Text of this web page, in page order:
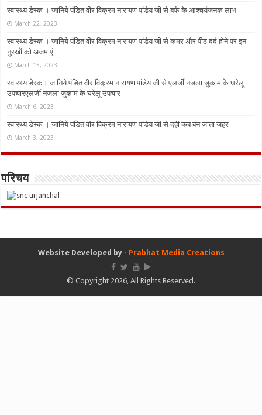
स्वास्थ्य डेस्क । जानिये पंडित वीर विक्रम नारायण पांडेय जी से बर्फ के आश्चर्यजनक लाभ
March 22, 2023
स्वास्थ्य डेस्क । जानिये पंडित वीर विक्रम नारायण पांडेय जी से कमर और पीठ दर्द होने पर इन
नुस्‍खों को अजमाएं
March 15, 2023
स्वास्थ्य डेस्क। जानिये पंडित वीर विक्रम नारायण पांडेय जी से एलर्जी नजला जुकाम के घरेलू
उपचारएलर्जी नजला जुकाम के घरेलू उपचार
March 6, 2023
स्वास्थ्य डेस्क । जानिये पंडित वीर विक्रम नारायण पांडेय जी से दही कब बन जाता जहर
March 3, 2023
परिचय
Website Developed by - Prabhat Media Creations
© Copyright 2026, All Rights Reserved.